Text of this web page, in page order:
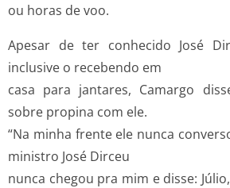
ou horas de voo.
Apesar de ter conhecido José
inclusive o recebendo em
casa para jantares, Camargo
sobre propina com ele.
“Na minha frente ele nunca
ministro José Dirceu
nunca chegou pra mim e disse: